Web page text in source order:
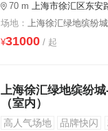
70 m 上海市徐汇区东安路562号(龙
场地：
上海徐汇绿地缤纷
¥31000/ 起
上海徐汇绿地缤纷
（室内）
高人气场地 品牌快闪